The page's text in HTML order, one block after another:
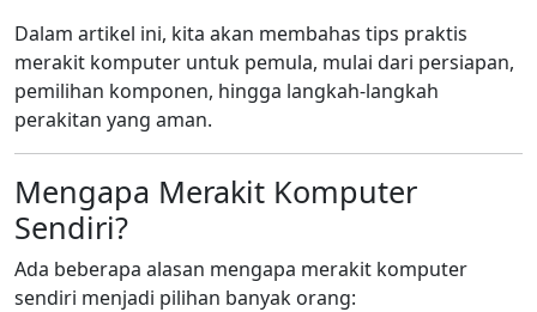
Dalam artikel ini, kita akan membahas tips praktis
merakit komputer untuk pemula, mulai dari persiapan,
pemilihan komponen, hingga langkah-langkah
perakitan yang aman.
Mengapa Merakit Komputer
Sendiri?
Ada beberapa alasan mengapa merakit komputer
sendiri menjadi pilihan banyak orang: